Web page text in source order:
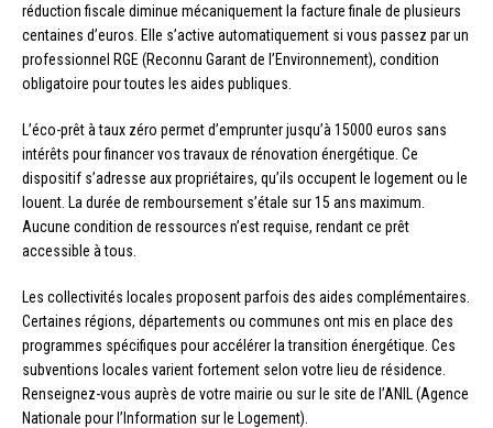
réduction fiscale diminue mécaniquement la facture finale de plusieurs
centaines d’euros. Elle s’active automatiquement si vous passez par un
professionnel RGE (Reconnu Garant de l’Environnement), condition
obligatoire pour toutes les aides publiques.
L’éco-prêt à taux zéro permet d’emprunter jusqu’à 15000 euros sans
intérêts pour financer vos travaux de rénovation énergétique. Ce
dispositif s’adresse aux propriétaires, qu’ils occupent le logement ou le
louent. La durée de remboursement s’étale sur 15 ans maximum.
Aucune condition de ressources n’est requise, rendant ce prêt
accessible à tous.
Les collectivités locales proposent parfois des aides complémentaires.
Certaines régions, départements ou communes ont mis en place des
programmes spécifiques pour accélérer la transition énergétique. Ces
subventions locales varient fortement selon votre lieu de résidence.
Renseignez-vous auprès de votre mairie ou sur le site de l’ANIL (Agence
Nationale pour l’Information sur le Logement).